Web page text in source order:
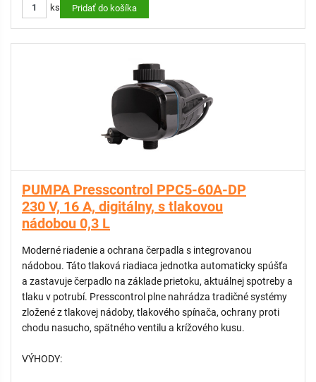
poškodením.
častému spúšťaniu čerpadla a nadmernému tlaku.
ks Pridať do košíka
PUMPA Presscontrol PPC5-60A-DP
230 V, 16 A, digitálny, s tlakovou
nádobou 0,3 L
Moderné riadenie a ochrana čerpadla s integrovanou
nádobou. Táto tlaková riadiaca jednotka automaticky spúšťa
a zastavuje čerpadlo na základe prietoku, aktuálnej spotreby a
tlaku v potrubí. Presscontrol plne nahrádza tradičné systémy
zložené z tlakovej nádoby, tlakového spínača, ochrany proti
chodu nasucho, spätného ventilu a krížového kusu.
VÝHODY: